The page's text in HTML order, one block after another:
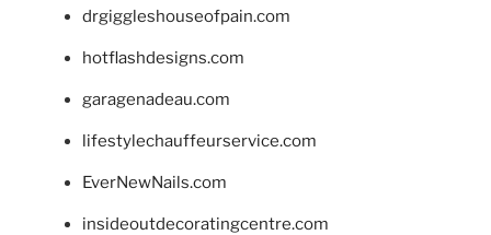
drgiggleshouseofpain.com
hotflashdesigns.com
garagenadeau.com
lifestylechauffeurservice.com
EverNewNails.com
insideoutdecoratingcentre.com